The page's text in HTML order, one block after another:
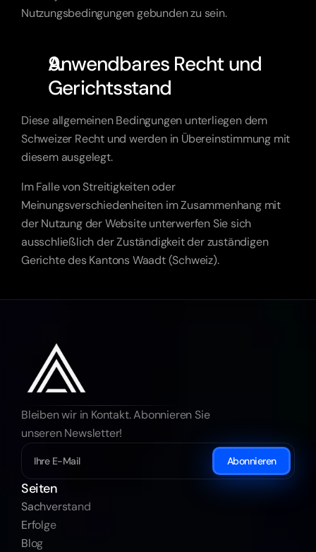
Nutzungsbedingungen gebunden zu sein.
Anwendbares Recht und
Gerichtsstand
Diese allgemeinen Bedingungen unterliegen dem
Schweizer Recht und werden in Übereinstimmung mit
diesem ausgelegt.
Im Falle von Streitigkeiten oder
Meinungsverschiedenheiten im Zusammenhang mit
der Nutzung der Website unterwerfen Sie sich
ausschließlich der Zuständigkeit der zuständigen
Gerichte des Kantons Waadt (Schweiz).
Bleiben wir in Kontakt. Abonnieren Sie
unseren Newsletter!
Abonnieren
Seiten
Sachverstand
Erfolge
Blog